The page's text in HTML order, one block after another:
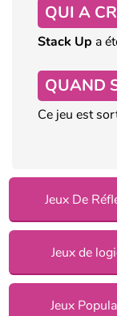
QUI A
Stack Up a
QUAND
Ce jeu est
Jeux De
Jeux de
Jeux